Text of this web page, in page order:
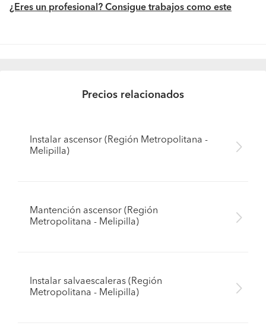
¿Eres un profesional? Consigue trabajos como este
Precios relacionados
Instalar ascensor (Región Metropolitana -
Melipilla)
Mantención ascensor (Región
Metropolitana - Melipilla)
Instalar salvaescaleras (Región
Metropolitana - Melipilla)